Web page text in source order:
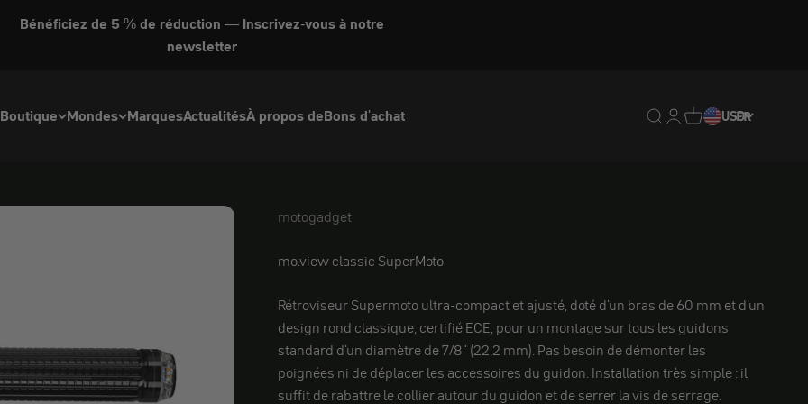
Bénéficiez de 5 % de réduction — Inscrivez-vous à notre
newsletter
Boutique Mondes MarquesActualitésÀ propos deBons d'achat Translation missing :
Translation missing :
Traduction
USDFR
motogadget
motogadget
mo.view classic SuperMoto
Rétroviseur Supermoto ultra-compact et ajusté, doté d'un bras de 60 mm et d'un
design rond classique, certifié ECE, pour un montage sur tous les guidons
standard d'un diamètre de 7/8" (22,2 mm). Pas besoin de démonter les
poignées ni de déplacer les accessoires du guidon. Installation très simple : il
suffit de rabattre le collier autour du guidon et de serrer la vis de serrage.